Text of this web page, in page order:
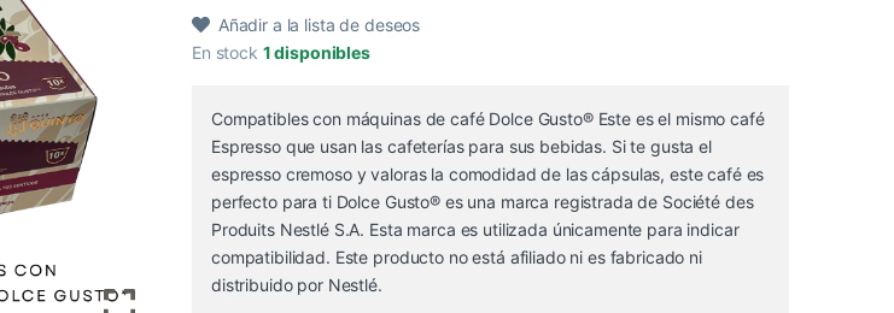
Añadir a la lista de deseos
En stock 1 disponibles
Compatibles con máquinas de café Dolce Gusto®️ Este es el mismo café
Espresso que usan las cafeterías para sus bebidas. Si te gusta el
espresso cremoso y valoras la comodidad de las cápsulas, este café es
perfecto para ti Dolce Gusto®️ es una marca registrada de Société des
Produits Nestlé S.A. Esta marca es utilizada únicamente para indicar
compatibilidad. Este producto no está afiliado ni es fabricado ni
distribuido por Nestlé.